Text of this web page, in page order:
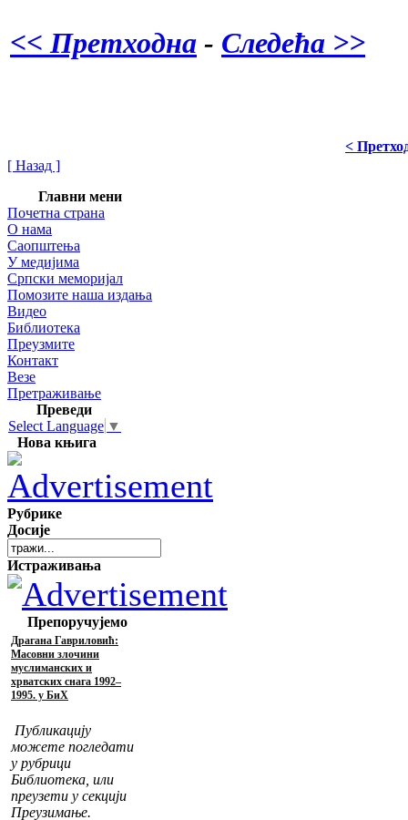
<< Претходна - Следећа >>
<
[ Назад ]
Главни мени
Почетна страна
О нама
Саопштења
У медијима
Српски меморијал
Помозите наша издања
Видео
Библиотека
Преузмите
Контакт
Везе
Претраживање
Преведи
Select Language ▼
Нова књига
Рубрике
Досије
Истраживања
Препоручујемо
Драгана Гавриловић:
Масовни злочини
муслиманских и
хрватских снага 1992–
1995. у БиХ
Публикацију
можете погледати
у рубрици
Библиотека, или
преузети у секцији
Преузимање.